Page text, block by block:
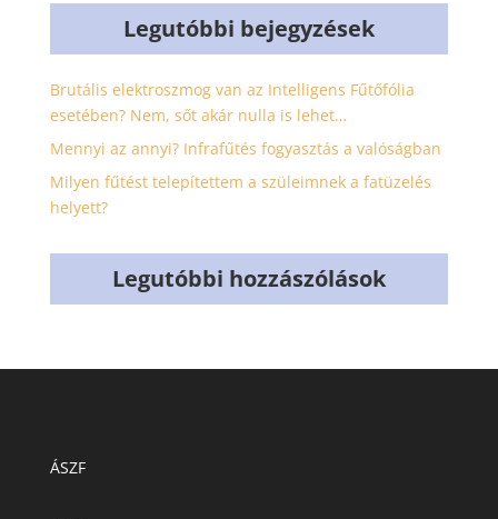
Legutóbbi bejegyzések
Brutális elektroszmog van az Intelligens Fűtőfólia
esetében? Nem, sőt akár nulla is lehet…
Mennyi az annyi? Infrafűtés fogyasztás a valóságban
Milyen fűtést telepítettem a szüleimnek a fatüzelés
helyett?
Legutóbbi hozzászólások
ÁSZF